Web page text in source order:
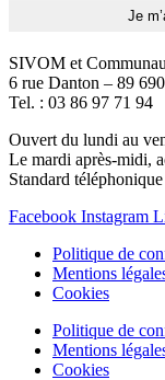
SIVOM et
6 rue Danton – 89
Tel. : 03 86 97 71 94
Ouvert du lundi au
Le mardi après-midi,
Standard
Facebook Instagram
Politique de
Mentions
Cookies
Politique de
Mentions
Cookies